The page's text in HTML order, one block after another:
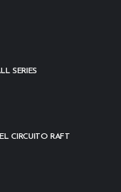
SERIES
CIRCUITO RAFT